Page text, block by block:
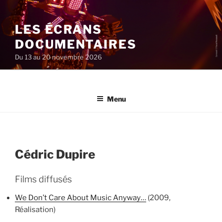
au
contenu
principal
LES ÉCRANS
DOCUMENTAIRES
Du 13 au 20 novembre 2026
Menu
Cédric Dupire
Films diffusés
We Don’t Care About Music Anyway… (2009,
Réalisation)